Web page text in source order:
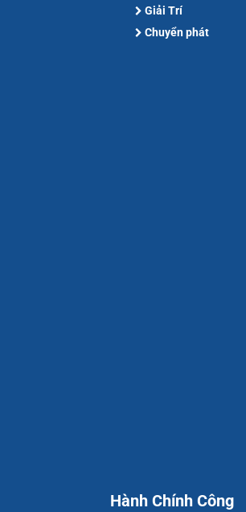
Giải Trí
Chuyển phát
Hành Chính Công